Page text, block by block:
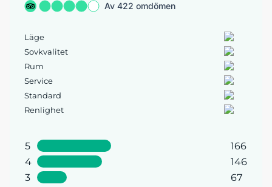
Av 422 omdömen
Läge
Sovkvalitet
Rum
Service
Standard
Renlighet
5
166
4
146
3
67